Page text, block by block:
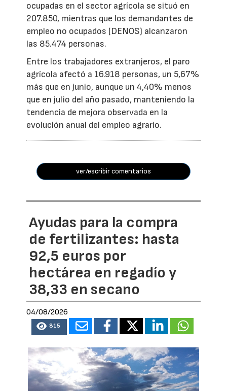
ocupadas en el sector agrícola se situó en
207.850, mientras que los demandantes de
empleo no ocupados (DENOS) alcanzaron
las 85.474 personas.
Entre los trabajadores extranjeros, el paro
agrícola afectó a 16.918 personas, un 5,67%
más que en junio, aunque un 4,40% menos
que en julio del año pasado, manteniendo la
tendencia de mejora observada en la
evolución anual del empleo agrario.
ver/escribir comentarios
Ayudas para la compra
de fertilizantes: hasta
92,5 euros por
hectárea en regadío y
38,33 en secano
04/08/2026
815